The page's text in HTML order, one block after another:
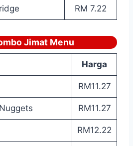
RM 7.22
Jimat Menu
Harga
RM11.27
RM11.27
RM12.22